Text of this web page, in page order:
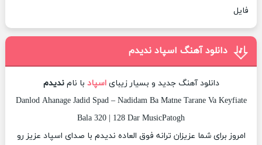
فایل
دانلود آهنگ اسپاد ندیدم
دانلود آهنگ جدید و بسیار زیبایاسپاد با نامندیدم
Danlod Ahanage Jadid Spad – Nadidam Ba Matne Tarane Va Keyfiate
Bala 320 | 128 Dar MusicPatogh
امروز برای شما عزیزان ترانه فوق العاده ندیدم با صدای اسپاد عزیز رو